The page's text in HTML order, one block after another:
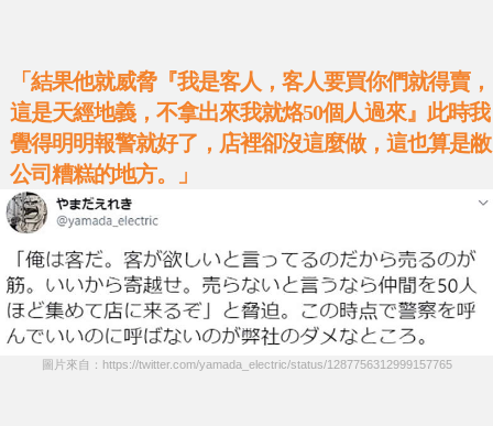
「結果他就威脅『我是客人，客人要買你們就得賣，
這是天經地義，不拿出來我就烙50個人過來』此時我
覺得明明報警就好了，店裡卻沒這麼做，這也算是敝
公司糟糕的地方。」
圖片來自：https://twitter.com/yamada_electric/status/1287756312999157765